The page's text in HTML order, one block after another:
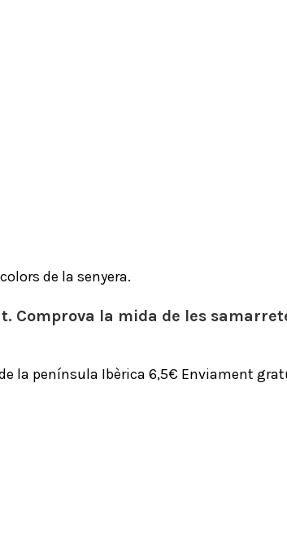
de la senyera.
Comprova la mida de les
la península Ibèrica 6,5€ Enviament